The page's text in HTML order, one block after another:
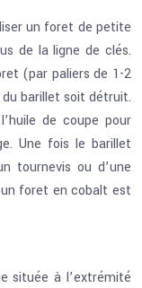
un foret de petite
de la ligne de clés.
(par paliers de 1-2
barillet soit détruit.
de coupe pour
Une fois le barillet
tournevis ou d’une
foret en cobalt est
située à l’extrémité